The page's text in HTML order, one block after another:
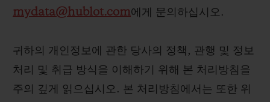
mydata@hublot.com에게 문의하십시오.
귀하의 개인정보에 관한 당사의 정책, 관행 및 정보
처리 및 취급 방식을 이해하기 위해 본 처리방침을
주의 깊게 읽으십시오. 본 처리방침에서는 또한 위
익스클루시브 서비스
5+5 워런티